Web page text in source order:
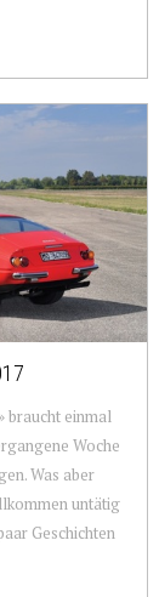
braucht einmal
Woche
Was aber
untätig
Geschichten